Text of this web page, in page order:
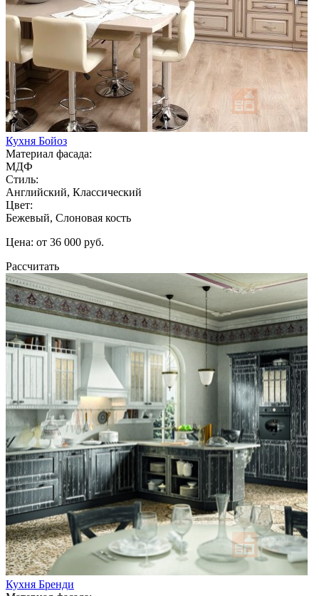
Кухня Бойоз
Материал фасада:
МДФ
Стиль:
Английский, Классический
Цвет:
Бежевый, Слоновая кость
Цена: от 36 000 руб.
Рассчитать
Кухня Бренди